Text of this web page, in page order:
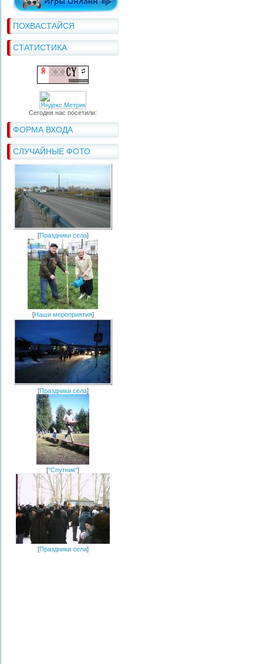
ПОХВАСТАЙСЯ
СТАТИСТИКА
Сегодня нас посетили:
ФОРМА ВХОДА
СЛУЧАЙНЫЕ ФОТО
[Праздники села]
[Наши мероприятия]
[Праздники села]
["Спутник"]
[Праздники села]